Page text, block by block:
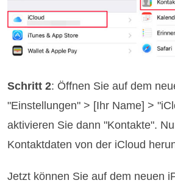
Schritt 2: Öffnen Sie auf dem
"Einstellungen" > [Ihr Name] >
aktivieren Sie dann "Kontakte".
Kontaktdaten von der iCloud
Jetzt können Sie auf dem neuen